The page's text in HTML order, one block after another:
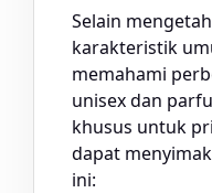
Selain
karakteristik
memahami
unisex dan
khusus untuk
dapat
ini: